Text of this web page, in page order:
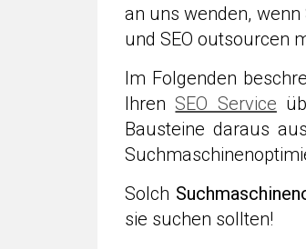
an uns wenden,
und SEO outsourcen
Im Folgenden
IhrenSEO Service
Bausteine daraus
Solch
sie suchen sollten!